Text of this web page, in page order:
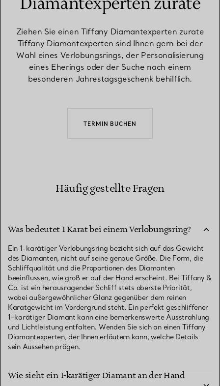
Ziehen Sie einen Tiffany Diamantexperten zurate
Tiffany Diamantexperten sind Ihnen gern bei der
Wahl eines Verlobungsrings, der Personalisierung
eines Eherings oder der Suche nach einem
besonderen Jahrestagsgeschenk behilflich.
TERMIN BUCHEN
Häufig gestellte Fragen
Was bedeutet 1 Karat bei einem Verlobungsring?
Ein 1-karätiger Verlobungsring bezieht sich auf das Gewicht
des Diamanten, nicht auf seine genaue Größe. Die Form, die
Schliffqualität und die Proportionen des Diamanten
beeinflussen, wie groß er auf der Hand erscheint. Bei Tiffany &
Co. ist ein herausragender Schliff stets oberste Priorität,
wobei außergewöhnlicher Glanz gegenüber dem reinen
Karatgewicht im Vordergrund steht. Ein perfekt geschliffener
1-karätiger Diamant kann eine bemerkenswerte Ausstrahlung
und Lichtleistung entfalten. Wenden Sie sich an einen Tiffany
Diamantexperten, der Ihnen erläutern kann, welche Details
sein Aussehen prägen.
Wie sieht ein 1-karätiger Diamant an der Hand